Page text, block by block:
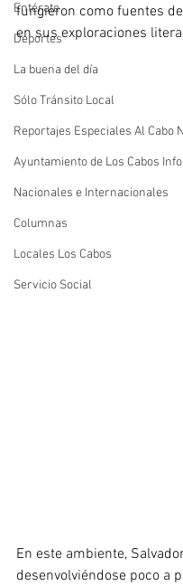
Entérate
Deportes
La buena del día
Sólo Tránsito Local
Reportajes Especiales Al Cabo
Ayuntamiento de Los Cabos
Nacionales e Internacionales
Columnas
Locales Los Cabos
Servicio Social
fungieron como fuentes
en sus exploraciones
En este ambiente,
desenvolviéndose poco a